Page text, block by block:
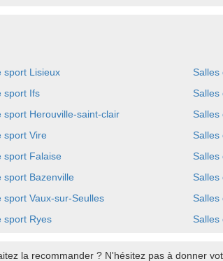
sport Lisieux
sport Ifs
Salles
sport Herouville-saint-clair
Salles
sport Vire
Salles
sport Falaise
Salles
sport Bazenville
Salles
sport Vaux-sur-Seulles
Salles
sport Ryes Salles
la recommander ? N'hésitez pas à donner